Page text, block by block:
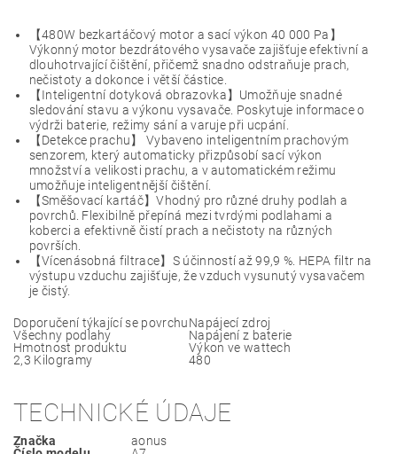
【480W bezkartáčový motor a sací výkon 40 000 Pa】
Výkonný motor bezdrátového vysavače zajišťuje efektivní a
dlouhotrvající čištění, přičemž snadno odstraňuje prach,
nečistoty a dokonce i větší částice.
【Inteligentní dotyková obrazovka】Umožňuje snadné
sledování stavu a výkonu vysavače. Poskytuje informace o
výdrži baterie, režimy sání a varuje při ucpání.
【Detekce prachu】 Vybaveno inteligentním prachovým
senzorem, který automaticky přizpůsobí sací výkon
množství a velikosti prachu, a v automatickém režimu
umožňuje inteligentnější čištění.
【Směšovací kartáč】Vhodný pro různé druhy podlah a
povrchů. Flexibilně přepíná mezi tvrdými podlahami a
koberci a efektivně čistí prach a nečistoty na různých
površích.
【Vícenásobná filtrace】S účinností až 99,9 %. HEPA filtr na
výstupu vzduchu zajišťuje, že vzduch vysunutý vysavačem
je čistý.
Doporučení týkající se povrchu
Všechny podlahy
Napájecí zdroj
Napájení z baterie
Hmotnost produktu
2,3 Kilogramy
Výkon ve wattech
480
TECHNICKÉ ÚDAJE
Značka
‎aonus